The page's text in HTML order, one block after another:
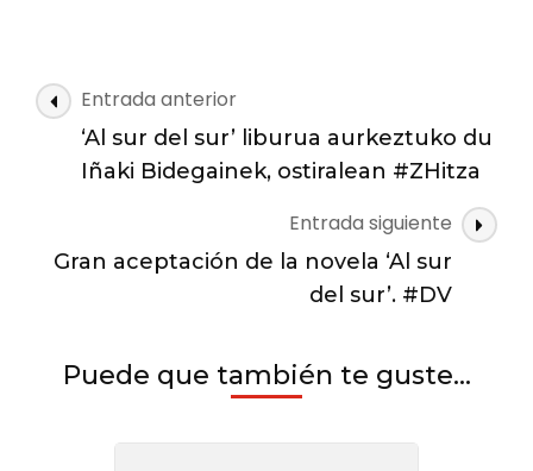
del
su
nueva
novela.
#DV
Navegación
de
Entrada anterior
‘Al sur del sur’ liburua aurkeztuko du
Iñaki Bidegainek, ostiralean #ZHitza
Entrada siguiente
Gran aceptación de la novela ‘Al sur
del sur’. #DV
Puede que también te guste...